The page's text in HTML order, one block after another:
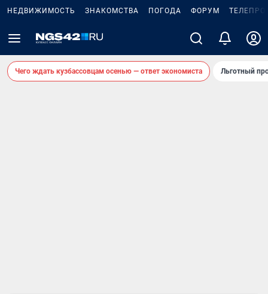
НЕДВИЖИМОСТЬ ЗНАКОМСТВА ПОГОДА ФОРУМ
Чего ждать кузбассовцам осенью — ответ экономиста Льготный